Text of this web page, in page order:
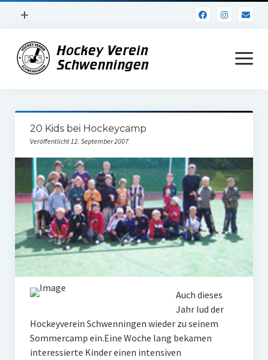
Menü
+
Impressum
Datenschutz
Menü
öffnen
Verein
Daten und Fakten
Online Jubiläum
Vereinsheim
Hockey Shirts
FSJ Stelle
1. Herren
M U18
20 Kids bei Hockeycamp
Veröffentlicht 12. September 2007
Auch dieses
Jahr lud der
Hockeyverein Schwenningen wieder zu seinem
Sommercamp ein.Eine Woche lang bekamen
interessierte Kinder einen intensiven